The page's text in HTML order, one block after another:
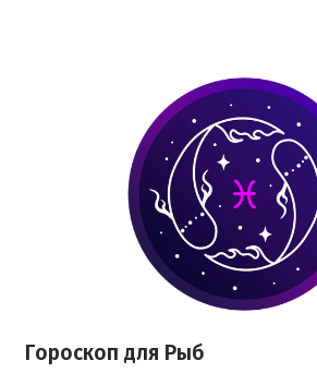
Гороскоп для Рыб